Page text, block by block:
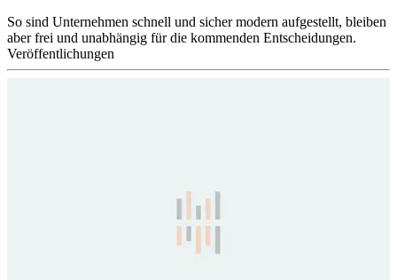
So sind Unternehmen schnell und sicher modern aufgestellt, bleiben
aber frei und unabhängig für die kommenden Entscheidungen.
Veröffentlichungen